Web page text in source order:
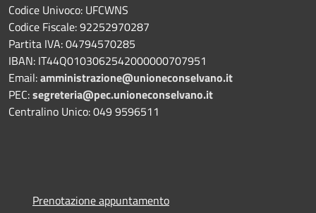
Codice Univoco: UFCWNS
Codice Fiscale: 92252970287
Partita IVA: 04794570285
IBAN: IT44Q0103062542000000707951
Email:amministrazione@unioneconselvano.it
PEC:segreteria@pec.unioneconselvano.it
Centralino Unico: 049 9596511
Prenotazione appuntamento